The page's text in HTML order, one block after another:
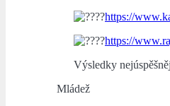
https://
https://
Výsledky
Mládež